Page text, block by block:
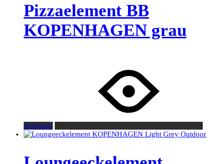
Pizzaelement BB
KOPENHAGEN grau
Anfragen